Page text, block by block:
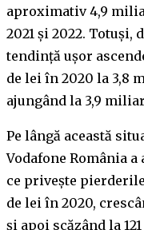
aproximativ 4,9
2021 și 2022.
tendință ușor
de lei în 2020 la 3,8
ajungând la 3,9
Pe lângă această
Vodafone România
ce privește
de lei în 2020,
și apoi scăzând la